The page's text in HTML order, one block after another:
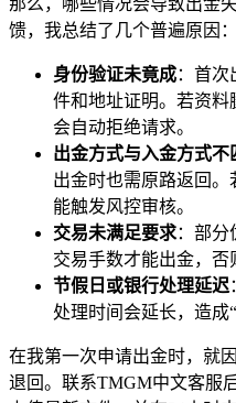
馈，我总结了几个普遍原因：
身份验证未竟成：首次
件和地址证明。若资
会自动拒绝请求。
出金方式与入金方式不
出金时也需原路返回
能触发风控审核。
交易未满足要求：部分
交易手数才能出金，否
节假日或银行处理延迟
处理时间会延长，造成
在我第一次申请出金时，就
退回。联系TMGM中文客服